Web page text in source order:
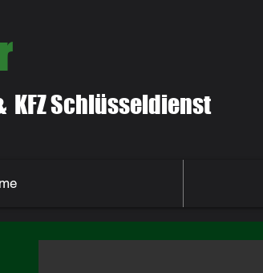
Schlüsseldienst